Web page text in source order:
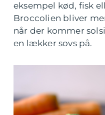
eksempel kød, fisk
Broccolien bliver
når der kommer
en lækker sovs på.